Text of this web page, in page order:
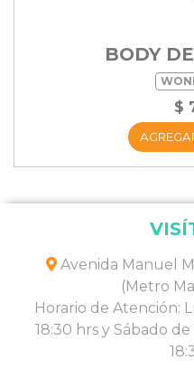
BODY
$
Avenida Manuel
(Metro
Horario de Atención:
18:30 hrs y Sábado de